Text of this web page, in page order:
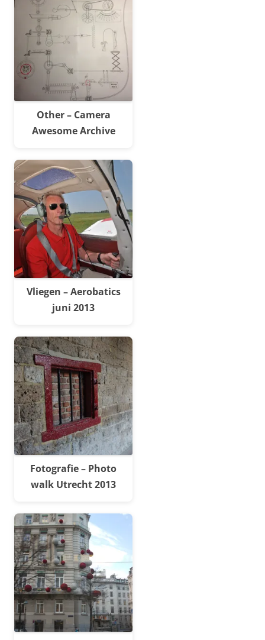
Other – Camera
Awesome Archive
Vliegen – Aerobatics
juni 2013
Fotografie – Photo
walk Utrecht 2013